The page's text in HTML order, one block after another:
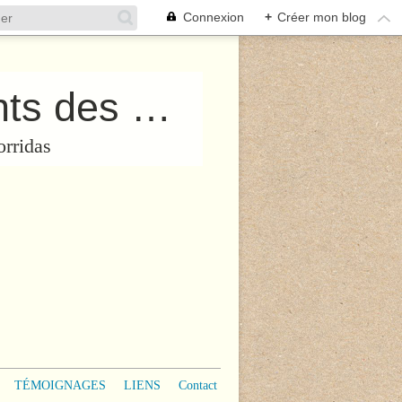
Connexion + Créer mon blog
Collectif “PROTégeons les Enfants des Corridas”
TÉMOIGNAGES LIENS Contact